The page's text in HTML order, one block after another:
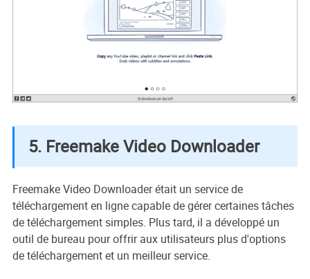
5. Freemake Video Downloader
Freemake Video Downloader était un service de
téléchargement en ligne capable de gérer certaines tâches
de téléchargement simples. Plus tard, il a développé un
outil de bureau pour offrir aux utilisateurs plus d'options
de téléchargement et un meilleur service.